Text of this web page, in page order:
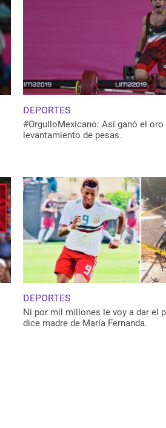
DEPORTES
#OrgulloMexicano: Así ganó el
levantamiento de pesas.
DEPORTES
Ni por mil millones le voy a dar el
dice madre de María Fernanda.